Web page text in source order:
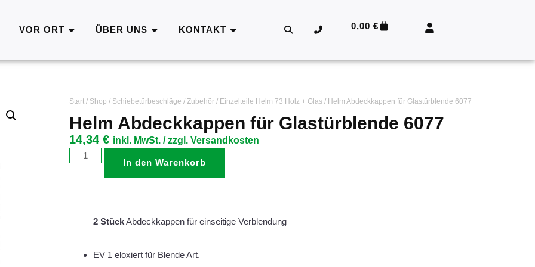
VOR ORT ÜBER UNS KONTAKT 0,00€
Start/ Shop / Schiebetürbeschläge / Zubehör/ Einzelteile Helm 73 Holz + Glas/ Helm Abdeckkappen für Glastürblende 6077
Helm Abdeckkappen für Glastürblende 6077
14,34 € inkl. MwSt. / zzgl. Versandkosten
In den Warenkorb
2 StückAbdeckkappen für einseitige Verblendung
EV 1 eloxiert für Blende Art.